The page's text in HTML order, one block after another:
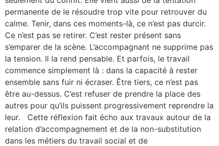
permanente de le résoudre trop vite pour retrouver du
calme. Tenir, dans ces moments-là, ce n’est pas durcir.
Ce n’est pas se retirer. C’est rester présent sans
s’emparer de la scène. L’accompagnant ne supprime pas
la tension. Il la rend pensable. Et parfois, le travail
commence simplement là : dans la capacité à rester
ensemble sans fuir ni écraser. Être tiers, ce n’est pas
être au-dessus. C’est refuser de prendre la place des
autres pour qu’ils puissent progressivement reprendre la
leur. Cette réflexion fait écho aux travaux autour de la
relation d’accompagnement et de la non-substitution
dans les métiers du travail social et de